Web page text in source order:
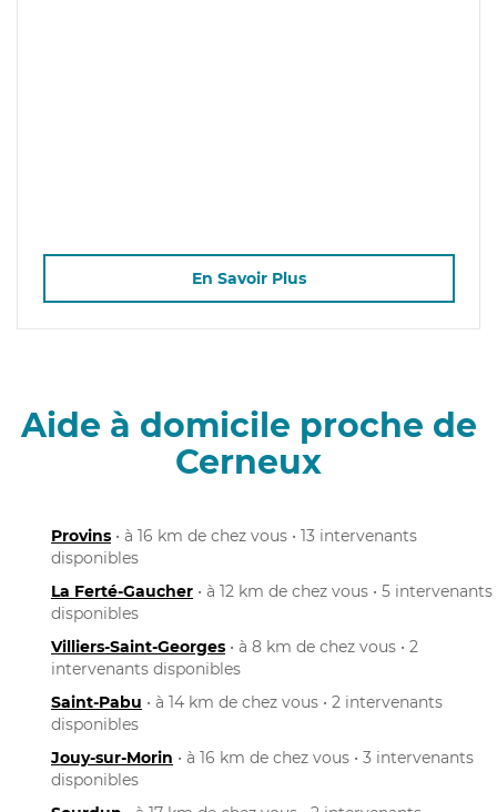
En Savoir Plus
Aide à domicile proche de
Cerneux
Provins • à 16 km de chez vous • 13 intervenants
disponibles
La Ferté-Gaucher • à 12 km de chez vous • 5 intervenants
disponibles
Villiers-Saint-Georges • à 8 km de chez vous • 2
intervenants disponibles
Saint-Pabu • à 14 km de chez vous • 2 intervenants
disponibles
Jouy-sur-Morin • à 16 km de chez vous • 3 intervenants
disponibles